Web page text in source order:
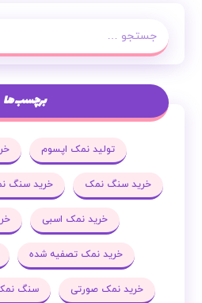
برچسب ها
تولید نمک اپسوم
خرید سنگ نمک خرید سنگ
خرید نمک اسبی
خرید نمک تصفیه شده
خرید نمک صورتی سنگ